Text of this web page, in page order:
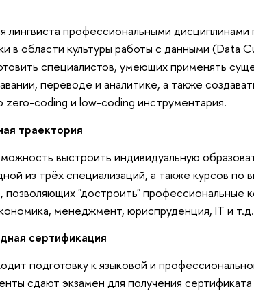
лингвиста профессиональными дисциплинами
в области культуры работы с данными (Data
специалистов, умеющих применять
переводе и аналитике, а также
coding и low-coding инструментария.
траектория
выстроить индивидуальную
из трёх специализаций, а также курсов по
позволяющих "достроить" профессиональные
менеджмент, юриспруденция, IT и
сертификация
подготовку к языковой и
сдают экзамен для получения сертификата